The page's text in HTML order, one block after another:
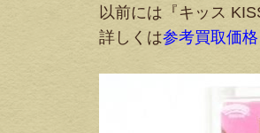
以前には『キッス
詳しくは参考買取価格